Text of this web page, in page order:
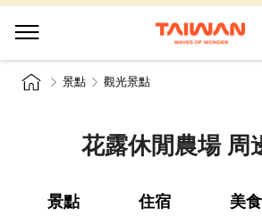
景點 觀光景點
花露休閒農場 周
景點 住宿 美食